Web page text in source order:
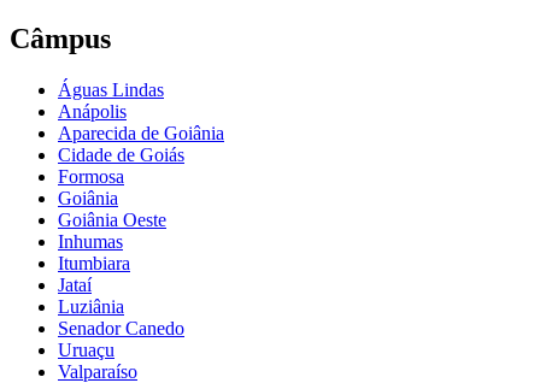
Câmpus
Águas Lindas
Anápolis
Aparecida de Goiânia
Cidade de Goiás
Formosa
Goiânia
Goiânia Oeste
Inhumas
Itumbiara
Jataí
Luziânia
Senador Canedo
Uruaçu
Valparaíso